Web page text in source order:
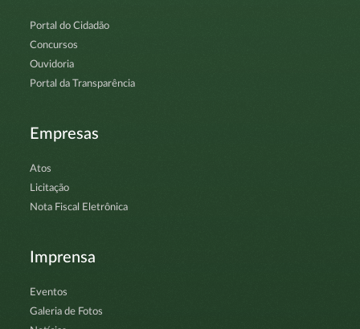
Portal do Cidadão
Concursos
Ouvidoria
Portal da Transparência
Empresas
Atos
Licitação
Nota Fiscal Eletrônica
Imprensa
Eventos
Galeria de Fotos